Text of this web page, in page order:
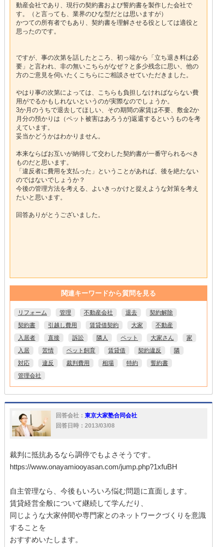
動産会社であり、現行の契約書および誓約書を製作した会社で
す。（と言っても、業界のひな型だとは思いますが）
かつての所有者でもあり、契約書を理解させる役としては適役と
思ったのです。
ですが、事の次第を話したところ、初っ端から「立ち退き料は必
要」と言われ、非の無いこちらがなぜ？と多少残念に思い、他の
方のご意見を伺いたくこちらにご相談させていただきました。
やはり事の次第によっては、こちらも負担しなければならない費
用がでるかもしれないというのが実際なのでしょうか。
3か月のうちで退去してほしい、その期間の家賃は不要、敷金2か
月分の預かりは（ペット被害はあろうが)返還するというものを考
えています。
妥当かどうかはわかりません。
本来ならばお互いが納得して交わした契約書が一番守られるべき
ものだと思います。
「違反者に費用を支払った」ということがあれば、後を絶たない
のではないでしょうか？
今後の管理方法を考える、よいきっかけと捉えような対策を考え
たいと思います。
回答ありがとうございました。
関連キーワードから質問を見る
リフォーム 管理 不動産会社 退去
契約解除
契約書
引越し費用 賃貸借契約 大家
不動産
入居者
直接 訴訟 隣人 ペット 大家さん
家
入居
苦情 ペット飼育 賃貸借 契約違反
隣
対応
違反 裁判費用 相場 特約
誓約書
管理会社
回答会社： 東京大家塾合同会社
回答日時：2013/03/08
裁判に抵抗あるなら調停でもよさそうです。
https://www.onayamiooyasan.com/jump.php?1xfuBH
自主管理なら、今後もいろいろ悩む問題に直面します。
賃貸経営全般について継続して学んだり、
同じような大家仲間や専門家とのネットワークづくりを意識
することを
おすすめいたします。